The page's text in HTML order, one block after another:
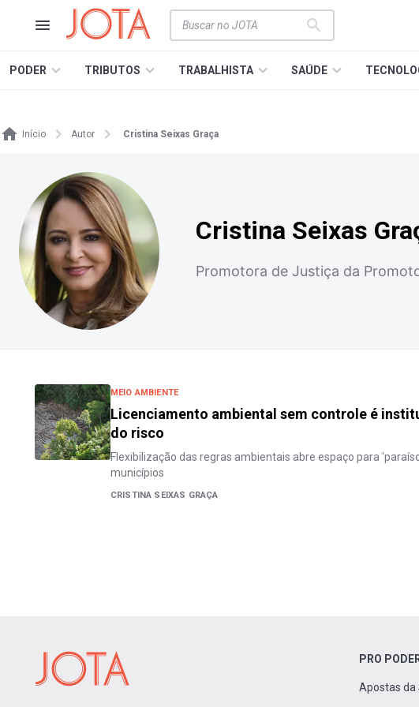
PODER TRIBUTOS TRABALHISTA SAÚDE
Início Autor Cristina Seixas Graça
Cristina Seixas
Promotora de Justiça da
MEIO AMBIENTE
Licenciamento ambiental sem controle é
do risco
Flexibilização das regras ambientais abre espaço para
municípios
CRISTINA SEIXAS GRAÇA
PRO
Apostas da